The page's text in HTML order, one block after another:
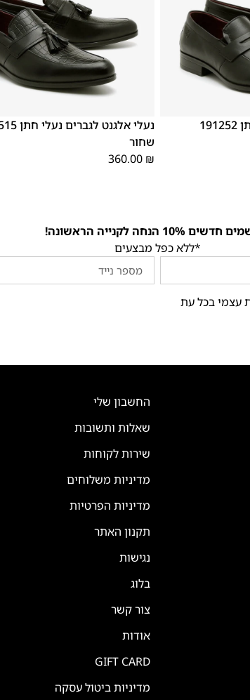
נעלי אלגנט לגברים נעלי חתן 191252
שחור
360.00 ₪
10% הנחה לקנייה הראשונה!
*ללא כפל מבצעים
עצמי בכל עת
החשבון שלי
שאלות ותשובות
שירות לקוחות
מדיניות משלוחים
מדיניות הפרטיות
תקנון האתר
נגישות
בלוג
צור קשר
אודות
GIFT CARD
מדיניות ביטול עסקה